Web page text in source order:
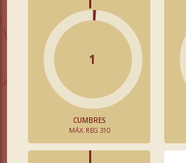
1
CUMBRES
MÁX. REG 310